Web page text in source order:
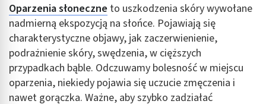
Oparzenia słoneczne to uszkodzenia skóry wywołane
nadmierną ekspozycją na słońce. Pojawiają się
charakterystyczne objawy, jak zaczerwienienie,
podrażnienie skóry, swędzenia, w cięższych
przypadkach bąble. Odczuwamy bolesność w miejscu
oparzenia, niekiedy pojawia się uczucie zmęczenia i
nawet gorączka. Ważne, aby szybko zadziałać